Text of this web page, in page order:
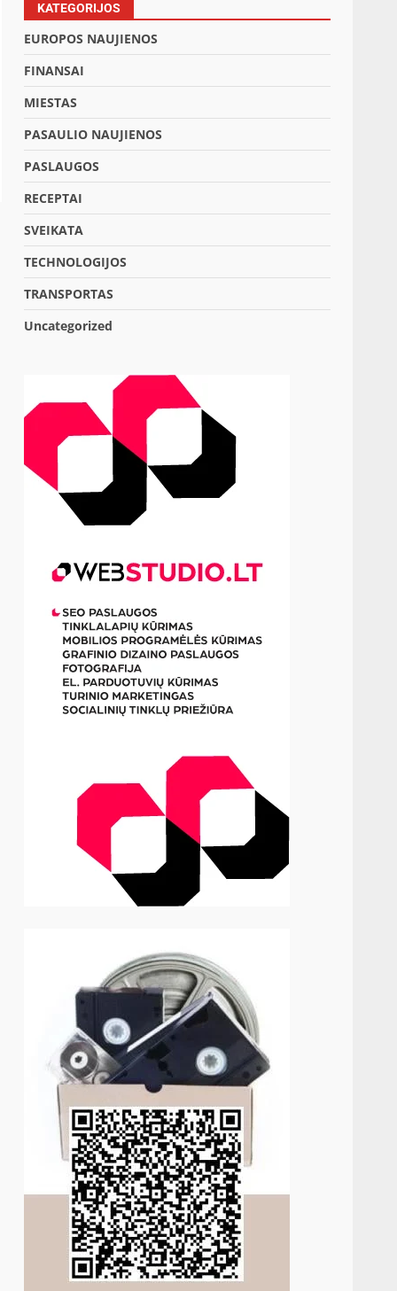
KATEGORIJOS
EUROPOS NAUJIENOS
FINANSAI
MIESTAS
PASAULIO NAUJIENOS
PASLAUGOS
RECEPTAI
SVEIKATA
TECHNOLOGIJOS
TRANSPORTAS
Uncategorized